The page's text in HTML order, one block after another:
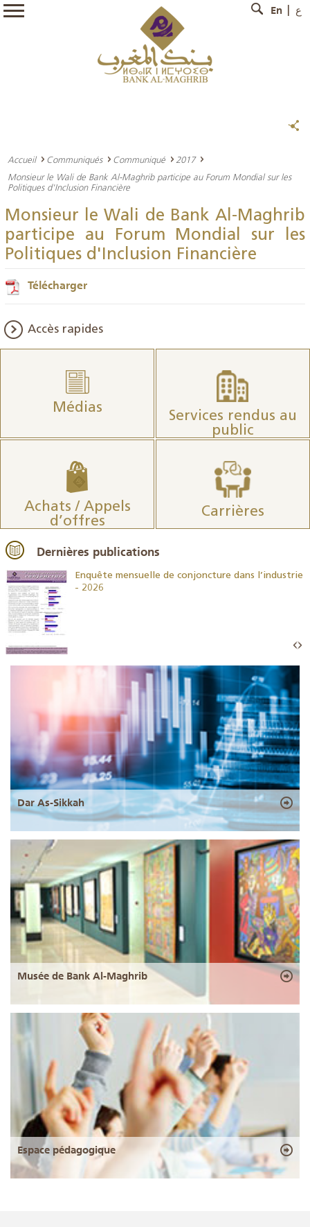
En ع
Accueil Communiqués Communiqué
2017
Monsieur le Wali de Bank Al-Maghrib participe au Forum Mondial sur les
Politiques d'Inclusion Financière
Monsieur le Wali de Bank Al-Maghrib
participe au Forum Mondial sur les
Politiques d'Inclusion Financière
Télécharger
Accès rapides
Médias
Services rendus au
public
Achats / Appels
d’offres
Carrières
Dernières publications
Enquête mensuelle de conjoncture dans l’industrie
- 2026
Dar As-Sikkah
Musée de Bank Al-Maghrib
Espace pédagogique